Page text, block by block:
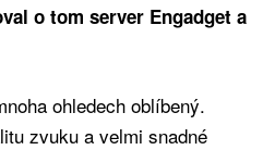
o tom server Engadget a
ohledech oblíbený.
zvuku a velmi snadné